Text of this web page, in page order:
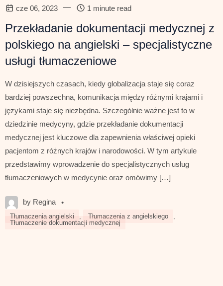
cze 06, 2023 — 1 minute read
Przekładanie dokumentacji medycznej z
polskiego na angielski – specjalistyczne
usługi tłumaczeniowe
W dzisiejszych czasach, kiedy globalizacja staje się coraz
bardziej powszechna, komunikacja między różnymi krajami i
językami staje się niezbędna. Szczególnie ważne jest to w
dziedzinie medycyny, gdzie przekładanie dokumentacji
medycznej jest kluczowe dla zapewnienia właściwej opieki
pacjentom z różnych krajów i narodowości. W tym artykule
przedstawimy wprowadzenie do specjalistycznych usług
tłumaczeniowych w medycynie oraz omówimy […]
by Regina •
Tłumaczenia angielski Tłumaczenia z angielskiego
Tłumaczenie dokumentacji medycznej